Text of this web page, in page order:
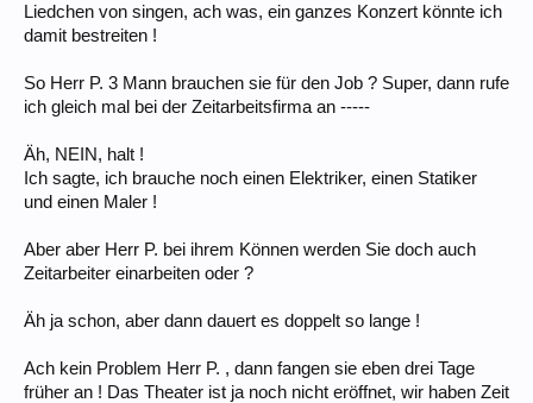
Liedchen von singen, ach was, ein ganzes Konzert könnte ich
damit bestreiten !
So Herr P. 3 Mann brauchen sie für den Job ? Super, dann rufe
ich gleich mal bei der Zeitarbeitsfirma an -----
Äh, NEIN, halt !
Ich sagte, ich brauche noch einen Elektriker, einen Statiker
und einen Maler !
Aber aber Herr P. bei ihrem Können werden Sie doch auch
Zeitarbeiter einarbeiten oder ?
Äh ja schon, aber dann dauert es doppelt so lange !
Ach kein Problem Herr P. , dann fangen sie eben drei Tage
früher an ! Das Theater ist ja noch nicht eröffnet, wir haben Zeit